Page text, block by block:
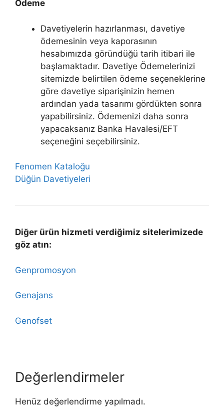
Ödeme
Davetiyelerin hazırlanması, davetiye
ödemesinin veya kaporasının
hesabımızda göründüğü tarih itibari ile
başlamaktadır. Davetiye Ödemelerinizi
sitemizde belirtilen ödeme seçeneklerine
göre davetiye siparişinizin hemen
ardından yada tasarımı gördükten sonra
yapabilirsiniz. Ödemenizi daha sonra
yapacaksanız Banka Havalesi/EFT
seçeneğini seçebilirsiniz.
Fenomen Kataloğu
Düğün Davetiyeleri
Diğer ürün hizmeti verdiğimiz sitelerimizede
göz atın:
Genpromosyon
Genajans
Genofset
Değerlendirmeler
Henüz değerlendirme yapılmadı.